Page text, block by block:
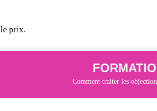
prix.
Comment traiter les